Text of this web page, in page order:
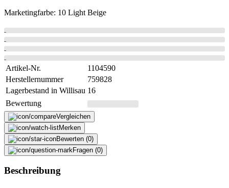
Marketingfarbe: 10 Light Beige
Artikel-Nr.
1104590
Herstellernummer
759828
Lagerbestand in Willisau 16
Bewertung
Vergleichen
Merken
Bewerten (0)
Fragen (0)
Beschreibung